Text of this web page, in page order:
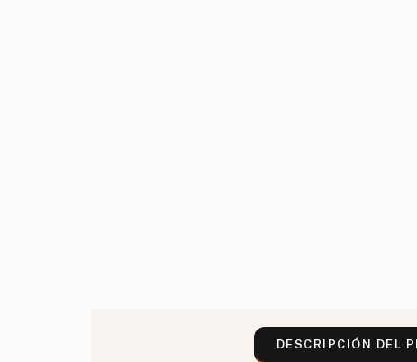
DESCRIPCIÓN DEL